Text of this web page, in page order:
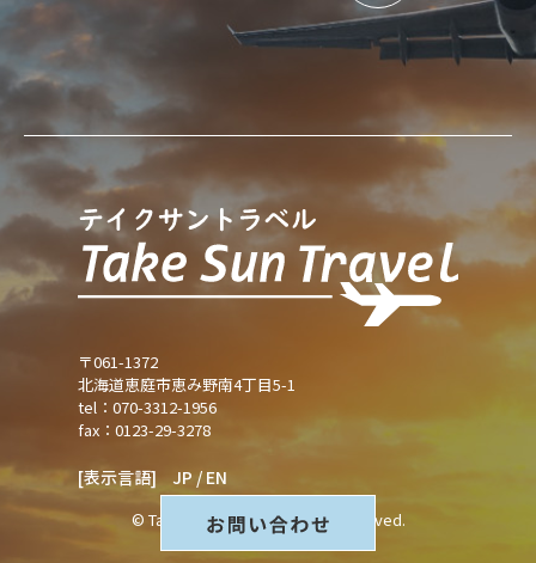
〒061-1372
北海道恵庭市恵み野南4丁目5-1
tel：070-3312-1956
fax：0123-29-3278
[表示言語] JP / EN
© Take Sun Travel All Rights Reserved.